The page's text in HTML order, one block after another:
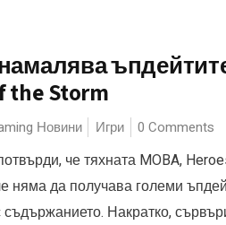
the Storm
Новини Игри 0 Comments
че тяхната MOBA,
няма да получава големи
Накратко,